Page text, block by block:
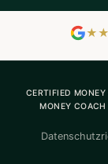
CERTIFIED
MONEY